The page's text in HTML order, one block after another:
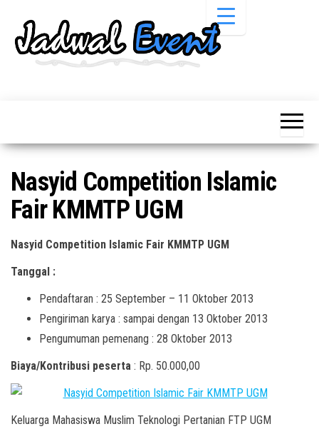
Pameran,
Acara &
Promo
Terbaru
Pameran,
Bazaar,
Workshop,
Job Fair,
Lomba dll.
Nasyid Competition Islamic
Fair KMMTP UGM
Nasyid Competition Islamic Fair KMMTP UGM
Tanggal :
Pendaftaran : 25 September – 11 Oktober 2013
Pengiriman karya : sampai dengan 13 Oktober 2013
Pengumuman pemenang : 28 Oktober 2013
Biaya/Kontribusi peserta : Rp. 50.000,00
Keluarga Mahasiswa Muslim Teknologi Pertanian FTP UGM